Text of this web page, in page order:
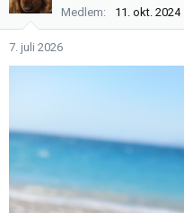
j
n
e
Medlem 11. okt. 2024
7. juli 2026